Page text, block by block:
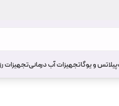
پیلاتس و یوگاتجهیزات آب درمانیتجهیزات